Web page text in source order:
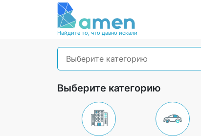
Найдите то, что давно искали
Выберите категорию
Выберите категорию